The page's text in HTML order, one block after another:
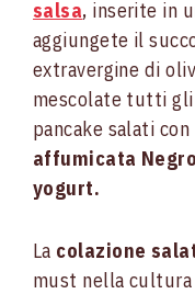
salsa, inserite in
aggiungete il
extravergine di
mescolate tutti
pancake salati con
affumicata
yogurt.
La colazione
must nella